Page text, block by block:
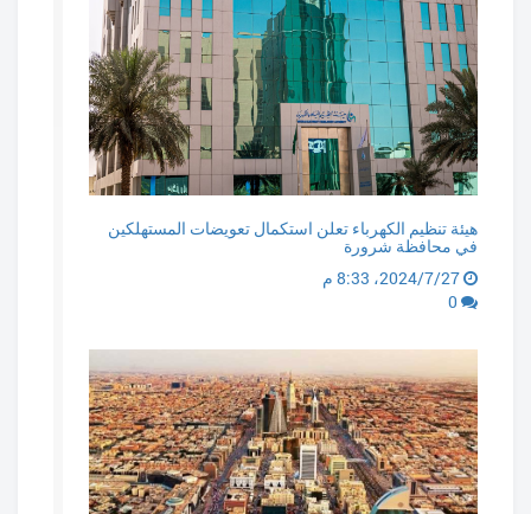
هيئة تنظيم الكهرباء تعلن استكمال تعويضات المستهلكين
في محافظة شرورة